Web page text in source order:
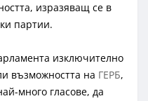
изразяващ се в
партии.
изключително
възможността на ГЕРБ,
много гласове, да